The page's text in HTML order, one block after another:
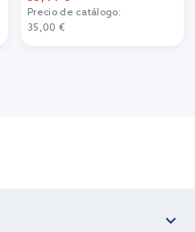
Precio de catálogo:
35,00 €